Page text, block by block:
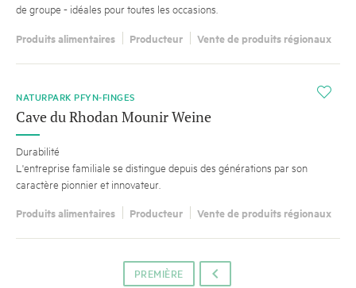
de groupe - idéales pour toutes les occasions.
Produits alimentaires Producteur Vente de produits régionaux
i
NATURPARK PFYN-FINGES
Cave du Rhodan Mounir Weine
Durabilité
L'entreprise familiale se distingue depuis des générations par son
caractère pionnier et innovateur.
Produits alimentaires Producteur Vente de produits régionaux
PREMIÈRE o